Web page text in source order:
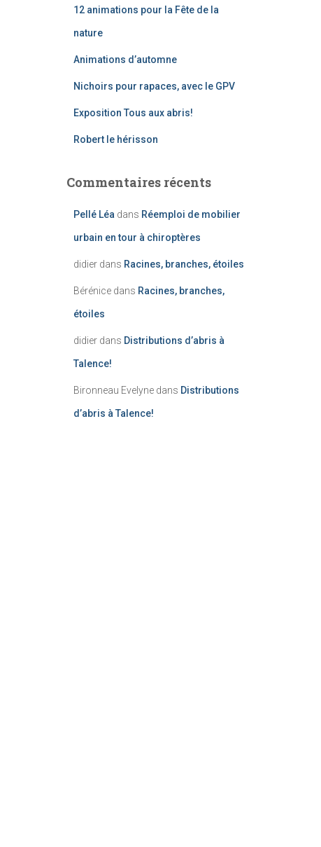
12 animations pour la Fête de la
nature
Animations d’automne
Nichoirs pour rapaces, avec le GPV
Exposition Tous aux abris!
Robert le hérisson
Commentaires récents
Pellé Léa dans Réemploi de mobilier
urbain en tour à chiroptères
didierdans Racines, branches, étoiles
Bérénicedans Racines, branches,
étoiles
didierdans Distributions d’abris à
Talence!
Bironneau Evelynedans Distributions
d’abris à Talence!